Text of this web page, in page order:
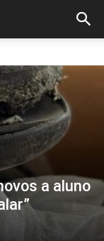
a aluno